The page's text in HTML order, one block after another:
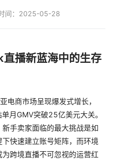
间：2025-05-28
播新蓝海中的生存
电商市场呈现爆发式增长，
月GMV突破25亿美元大关。
手卖家面临的最大挑战是如
快速建立账号矩阵，而环境
跨境直播不可忽视的运营红